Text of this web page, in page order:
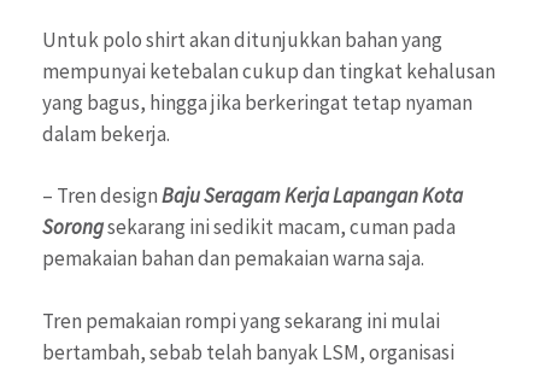
Untuk polo shirt akan ditunjukkan bahan yang
mempunyai ketebalan cukup dan tingkat kehalusan
yang bagus, hingga jika berkeringat tetap nyaman
dalam bekerja.
– Tren designBaju Seragam Kerja Lapangan Kota
Sorongsekarang ini sedikit macam, cuman pada
pemakaian bahan dan pemakaian warna saja.
Tren pemakaian rompi yang sekarang ini mulai
bertambah, sebab telah banyak LSM, organisasi